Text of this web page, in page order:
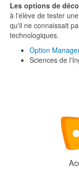
Les options de
à l'élève de tester
qu'il ne connaissait
technologiques.
Option
Sciences de